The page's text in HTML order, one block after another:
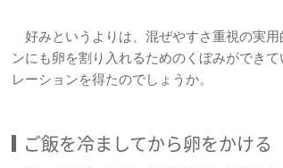
好みというよりは、混ぜやすさ重視の実
ンにも卵を割り入れるためのくぼみができ
レーションを得たのでしょうか。
ご飯を冷ましてから卵をかける